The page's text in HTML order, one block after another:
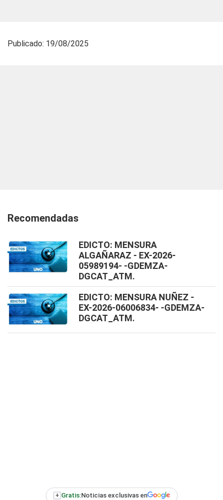
Publicado: 19/08/2025
Recomendadas
EDICTO: MENSURA
ALGAÑARAZ - EX-2026-
05989194- -GDEMZA-
DGCAT_ATM.
EDICTO: MENSURA NUÑEZ -
EX-2026-06006834- -GDEMZA-
DGCAT_ATM.
+ Gratis:Noticias exclusivas en